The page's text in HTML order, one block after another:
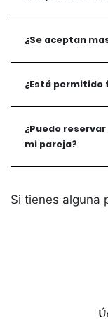
¿Se aceptan
¿Está permitido
¿Puedo
mi pareja?
Si tienes alguna